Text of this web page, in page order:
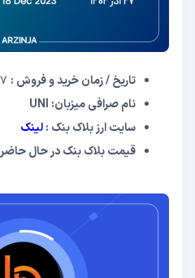
تاریخ / زمان خرید و فروش :
نام صرافی میزبان: UNI
سایت ارز بلاک بنک :لینک
قیمت بلاک بنک در حال حاضر